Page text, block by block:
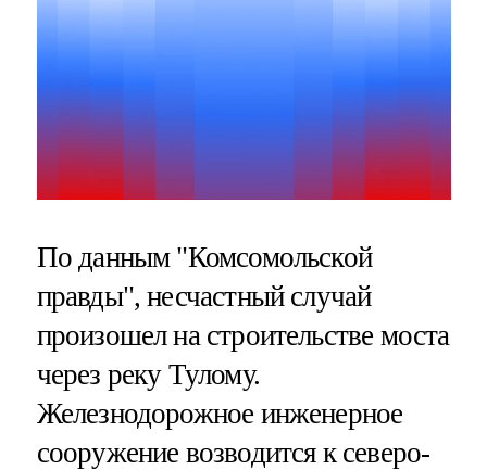
По данным "Комсомольской
правды", несчастный случай
произошел на строительстве моста
через реку Тулому.
Железнодорожное инженерное
сооружение возводится к северо-